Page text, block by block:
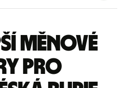
měnové
pro